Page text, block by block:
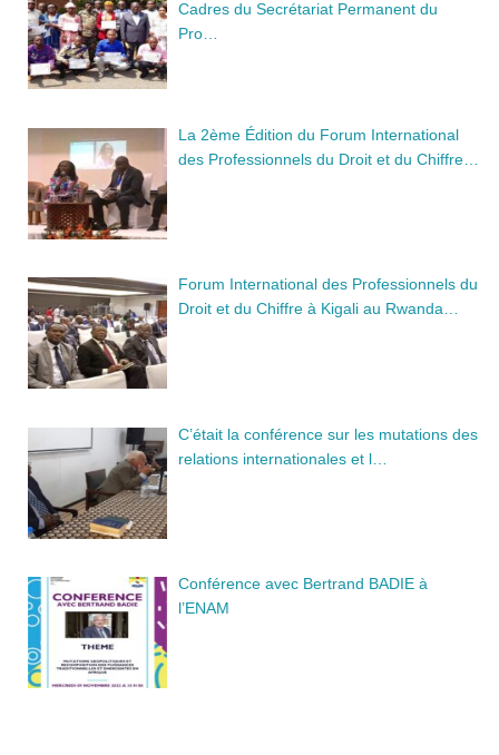
Cadres du Secrétariat Permanent du
Pro…
La 2ème Édition du Forum International
des Professionnels du Droit et du Chiffre…
Forum International des Professionnels du
Droit et du Chiffre à Kigali au Rwanda…
C’était la conférence sur les mutations des
relations internationales et l…
Conférence avec Bertrand BADIE à
l’ENAM